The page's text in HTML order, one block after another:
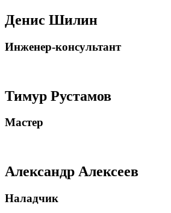
Денис Шилин
Инженер-консультант
Тимур Рустамов
Мастер
Александр Алексеев
Наладчик